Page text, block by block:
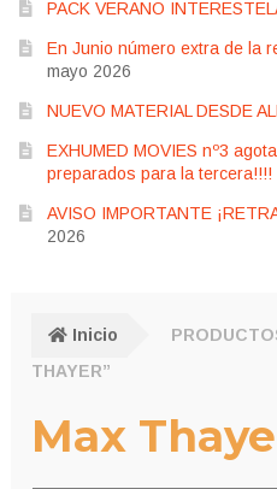
PACK VERANO
En Junio número extra de la
mayo 2026
NUEVO MATERIAL DESDE
EXHUMED MOVIES nº3
preparados para la tercera!!!!
AVISO IMPORTANTE
2026
Inicio
THAYER”
Max